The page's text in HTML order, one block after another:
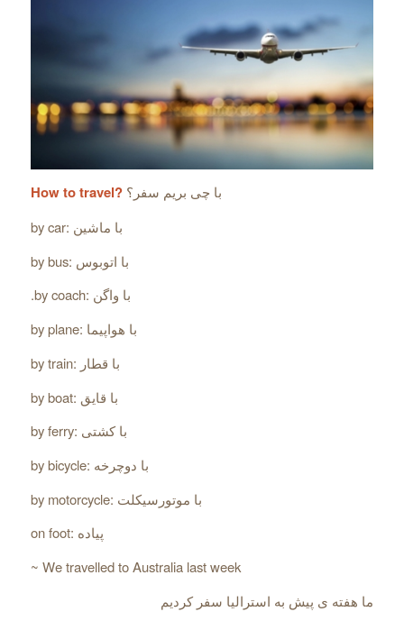
How to travel? با چی بریم سفر؟
by car: با ماشین
by bus: با اتوبوس
.by coach: با واگن
by plane: با هواپیما
by train: با قطار
by boat: با قایق
by ferry: با کشتی
by motorcycle: با موتورسیکلت
on foot: پیاده
~ We travelled to Australia last week
ما هفته ی پیش به استرالیا سفر کردیم